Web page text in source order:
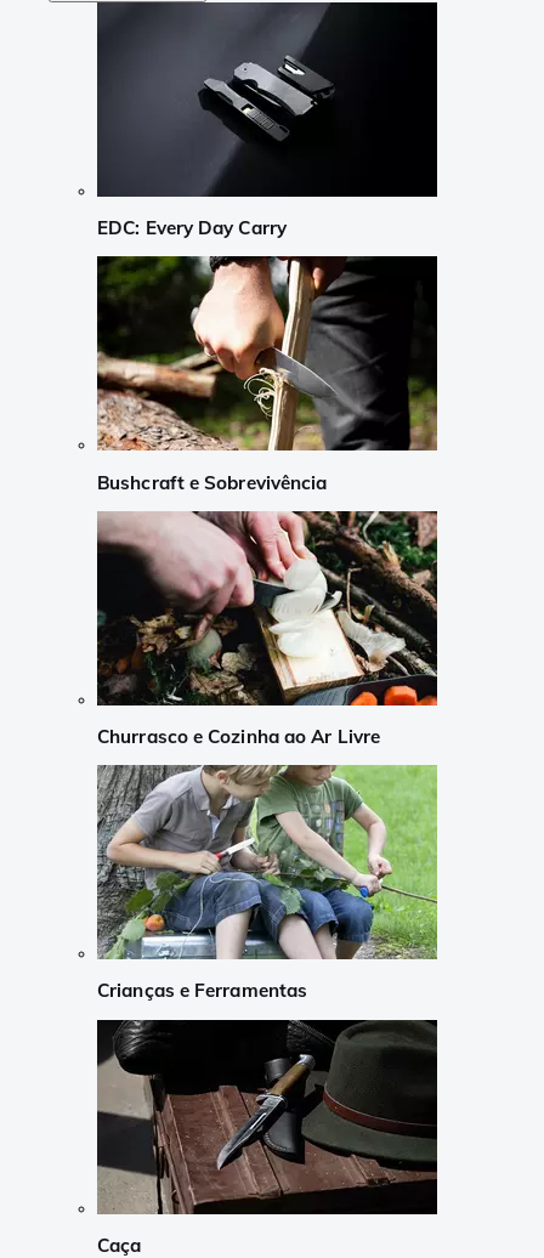
EDC: Every Day Carry
Bushcraft e Sobrevivência
Churrasco e Cozinha ao Ar Livre
Crianças e Ferramentas
Caça